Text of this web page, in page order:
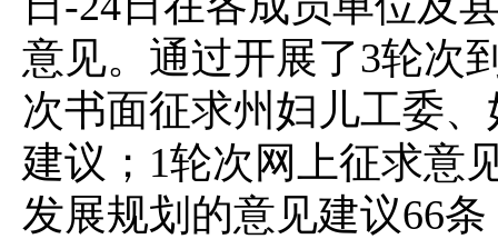
意见。通过开展了3轮次
次书面征求州妇儿工委
建议；1轮次网上征求意
发展规划的意见建议66